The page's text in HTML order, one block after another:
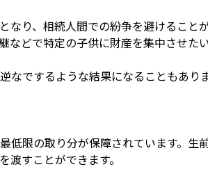
なり、相続人間での紛争を避けること
などで特定の子供に財産を集中させた
なでするような結果になることもあり
低限の取り分が保障されています。生
すことができます。